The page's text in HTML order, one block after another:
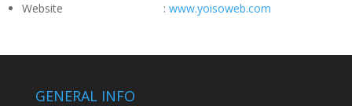
Website : www.yoisoweb.com
GENERAL INFO